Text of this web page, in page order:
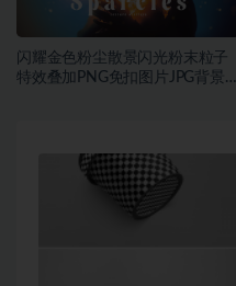
闪耀金色粉尘散景闪光粉末粒子
特效叠加PNG免扣图片JPG背景素